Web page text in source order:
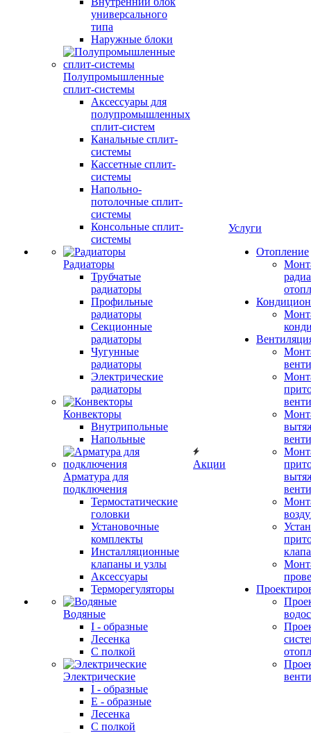
универсального
типа
Наружные блоки
Полупромышленные
сплит-системы
Аксессуары для
полупромышленных
сплит-систем
Канальные сплит-
системы
Кассетные сплит-
системы
Напольно-
потолочные сплит-
системы
Консольные сплит-
системы
Радиаторы
Трубчатые
радиаторы
Профильные
радиаторы
Секционные
радиаторы
Чугунные
радиаторы
Электрические
радиаторы
Конвекторы
Внутрипольные
Напольные
Арматура для
подключения
Термостатические
головки
Установочные
комплекты
Инсталляционные
клапаны и узлы
Аксессуары
Терморегуляторы
Водяные
I - образные
Лесенка
С полкой
Электрические
I - образные
E - образные
Лесенка
С полкой
Акции
Услуги
Отопление